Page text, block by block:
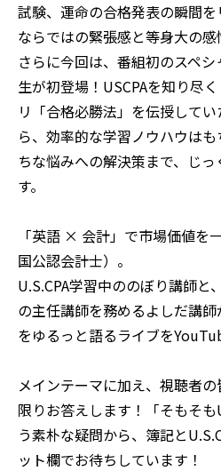
試験、運命の合格発表の瞬間
ならではの緊張感と等身大の感
さらに今回は、番組初のスペ
生が初登場！USCPAを知り尽
リ「合格必勝法」を伝授して
ら、効率的な学習ノウハウは
ちな悩みへの解決策まで、じ
す。
「英語 × 会計」で市場価値を
国公認会計士）。
U.S.CPA学習中ののぼり講師と
の主任講師を務めるよしだ講師
をゆるっと語るライブを
メインテーマに加え、視聴者
限りお答えします！「そもそも
う素朴な疑問から、簿記と
ット欄でお待ちしています！